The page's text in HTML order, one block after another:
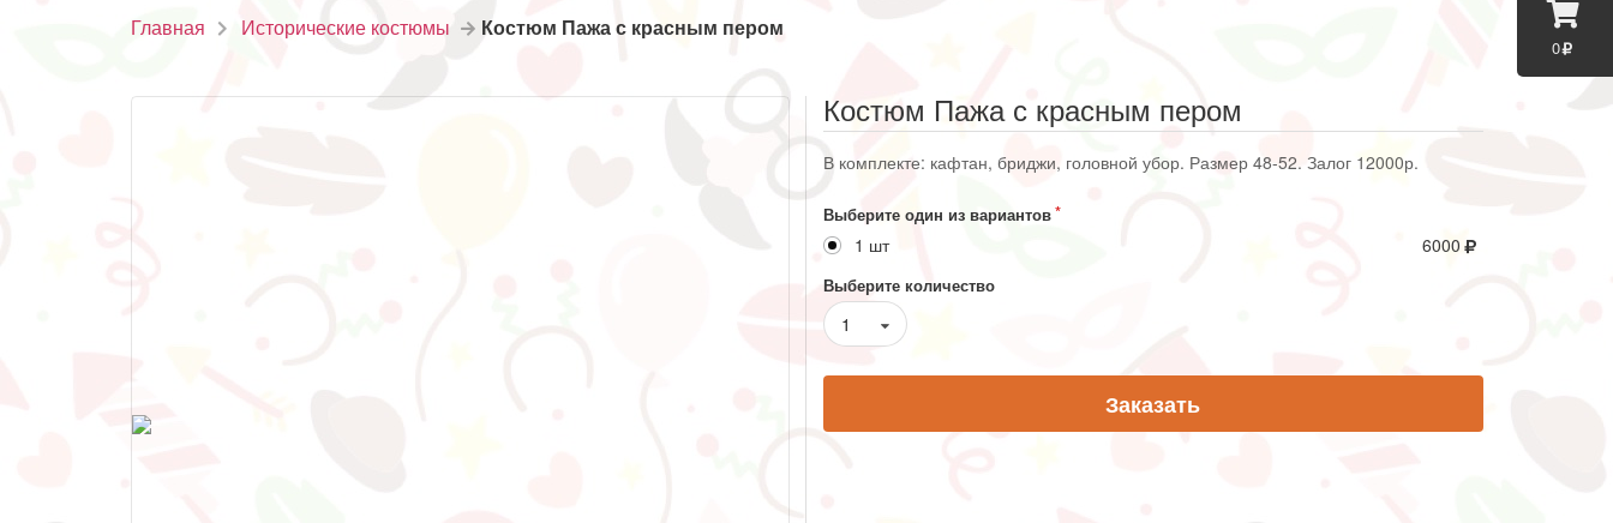
0
Главная Исторические костюмы Костюм Пажа с красным пером
Костюм Пажа с красным пером
В комплекте: кафтан, бриджи, головной убор. Размер 48-52. Залог 12000р.
Выберите один из вариантов
1 шт 6000
Выберите количество
1
Заказать